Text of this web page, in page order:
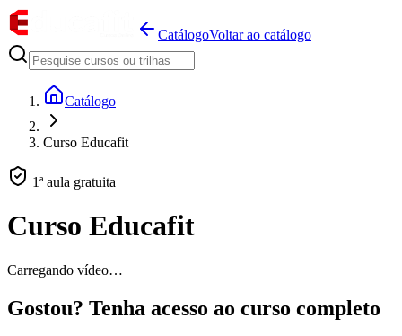
CatálogoVoltar ao catálogo
Catálogo
Curso Educafit
1ª aula gratuita
Curso Educafit
Carregando vídeo…
Gostou? Tenha acesso ao curso completo